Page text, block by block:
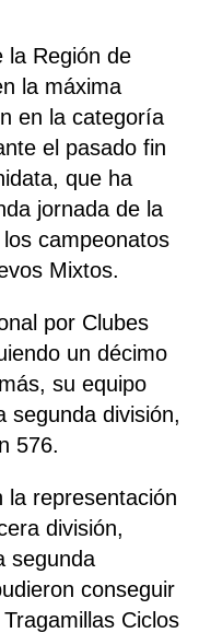
la Región de
la máxima
en la categoría
el pasado fin
que ha
jornada de la
campeonatos
Mixtos.
por Clubes
un décimo
su equipo
segunda división,
576.
la representación
división,
segunda
conseguir
Ciclos